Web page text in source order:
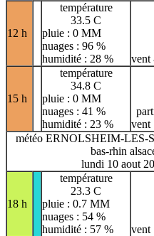
12 h
température
33.5 C
pluie : 0 MM
nuages : 96 %
humidité : 28 %
vent
15 h
température
34.8 C
pluie : 0 MM
nuages : 41 %
humidité : 23 %
vent
météo ERNOLSHEIM-LES-
bas-rhin
lundi 10 aout
18 h
température
23.3 C
pluie : 0.7 MM
nuages : 54 %
humidité : 57 %
vent